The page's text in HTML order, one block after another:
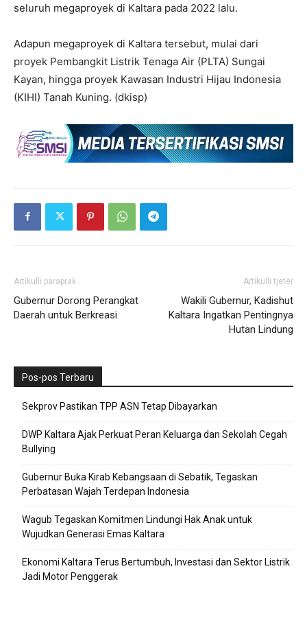
seluruh megaproyek di Kaltara pada 2022 lalu.
Adapun megaproyek di Kaltara tersebut, mulai dari
proyek Pembangkit Listrik Tenaga Air (PLTA) Sungai
Kayan, hingga proyek Kawasan Industri Hijau Indonesia
(KIHI) Tanah Kuning. (dkisp)
Artikulli paraprak
Gubernur Dorong Perangkat
Daerah untuk Berkreasi
Artikulli tjetër
Wakili Gubernur, Kadishut
Kaltara Ingatkan Pentingnya
Hutan Lindung
Pos-pos Terbaru
Sekprov Pastikan TPP ASN Tetap Dibayarkan
DWP Kaltara Ajak Perkuat Peran Keluarga dan Sekolah Cegah
Bullying
Gubernur Buka Kirab Kebangsaan di Sebatik, Tegaskan
Perbatasan Wajah Terdepan Indonesia
Wagub Tegaskan Komitmen Lindungi Hak Anak untuk
Wujudkan Generasi Emas Kaltara
Ekonomi Kaltara Terus Bertumbuh, Investasi dan Sektor Listrik
Jadi Motor Penggerak